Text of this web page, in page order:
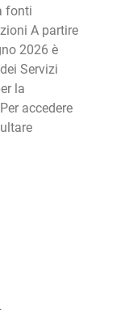
fonti
A partire
2026 è
Servizi
la
accedere